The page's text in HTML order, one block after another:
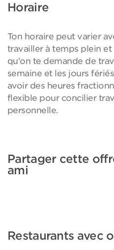
Horaire
Ton horaire peut varier
travailler à temps plein
qu’on te demande de
semaine et les jours
avoir des heures
flexible pour concilier
personnelle.
Partager cette
ami
Restaurants avec